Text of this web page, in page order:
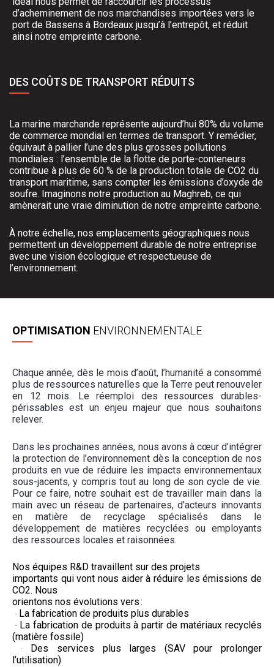
d’acheminement de nos marchandises importées vers le
port de Bassens à Bordeaux jusqu’à l’entrepôt, et réduit
ainsi notre empreinte carbone.
DES COÛTS DE TRANSPORT RÉDUITS
La marine marchande représente aujourd’hui 80% du volume
de commerce mondial en termes de transport. Y remédier,
équivaut à pallier l’une des plus grosses pollutions
mondiales : l’ensemble de la flotte de porte-conteneurs
contribue à plus de 60 % de la production totale de CO2 du
transport maritime, sans compter les émissions d’oxyde de
soufre. Imaginons notre production au Maghreb, ce qui
amènerait une vraie diminution de notre empreinte carbone.
À notre échelle, nos emplacements géographiques nous
permettent un développement durable de notre entreprise
avec une vision écologique et respectueuse de
l’environnement.
OPTIMISATION ENVIRONNEMENTALE
Chaque année, dès le mois d’août, l’humanité a consommé
plus de ressources naturelles que la Terre peut renouveler
en 12 mois. Le réemploi des ressources durables-
périssables est un enjeu majeur que nous souhaitons
relever.
Dans les prochaines années, nous avons à cœur d’intégrer
la protection de l’environnement dès la conception de nos
produits en vue de réduire les impacts environnementaux
sous-jacents, y compris tout au long de son cycle de vie.
Pour ce faire, notre souhait est de travailler main dans la
main avec un réseau de partenaires, d’acteurs innovants
en matière de recyclage spécialisés dans le
développement de matières recyclées ou employants
des ressources locales et raisonnées.
Nos équipes R&D travaillent sur des projets
importants qui vont nous aider à réduire les émissions de
CO2. Nous
orientons nos évolutions vers :
· La fabrication de produits plus durables
· La fabrication de produits à partir de matériaux recyclés
(matière fossile)
· Des services plus larges (SAV pour prolonger
l’utilisation)